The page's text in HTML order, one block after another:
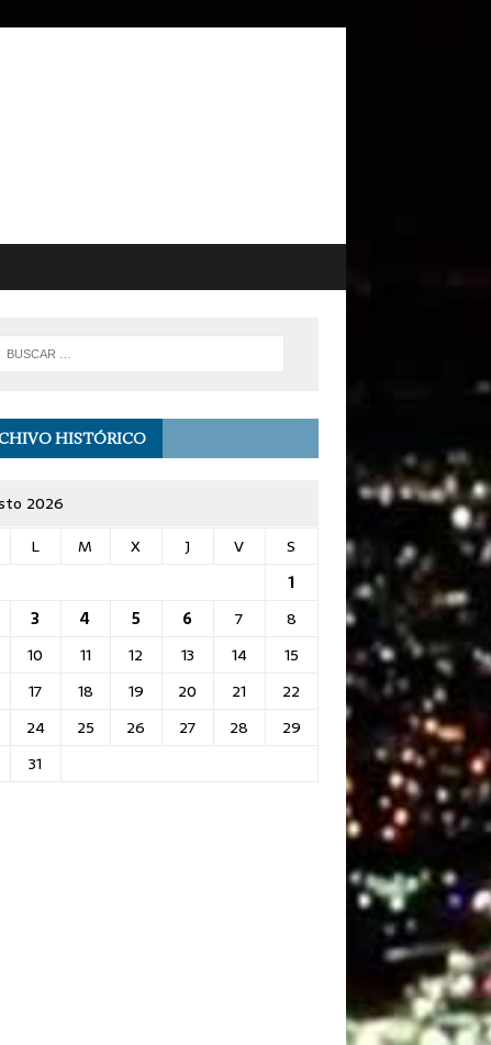
HISTÓRICO
2026
L M X J V
S
1
3 4 5 6 7
8
10 11 12 13 14
15
17 18 19 20 21
22
24 25 26 27 28
29
31